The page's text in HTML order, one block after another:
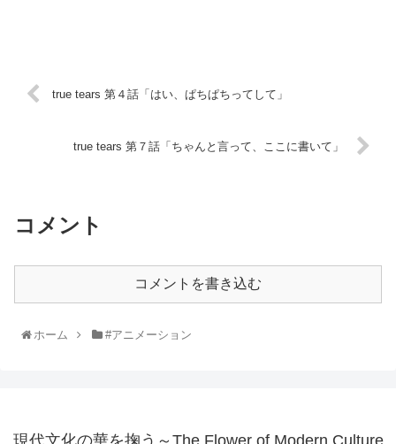
true tears 第４話「はい、ぱちぱちってして」
true tears 第７話「ちゃんと言って、ここに書いて」
コメント
コメントを書き込む
ホーム #アニメーション
現代文化の華を掬う～The Flower of Modern Culture